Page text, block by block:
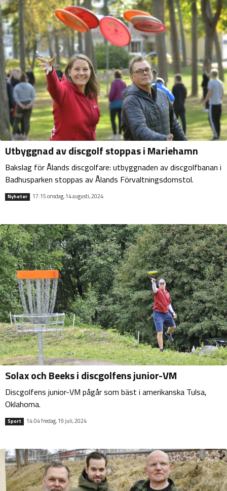
Utbyggnad av discgolf stoppas i Mariehamn
Bakslag för Ålands discgolfare: utbyggnaden av discgolfbanan i
Badhusparken stoppas av Ålands Förvaltningsdomstol.
Nyheter 17:15 onsdag, 14 augusti, 2024
Solax och Beeks i discgolfens junior-VM
Discgolfens junior-VM pågår som bäst i amerikanska Tulsa,
Oklahoma.
Sport 14:04 fredag, 19 juli, 2024